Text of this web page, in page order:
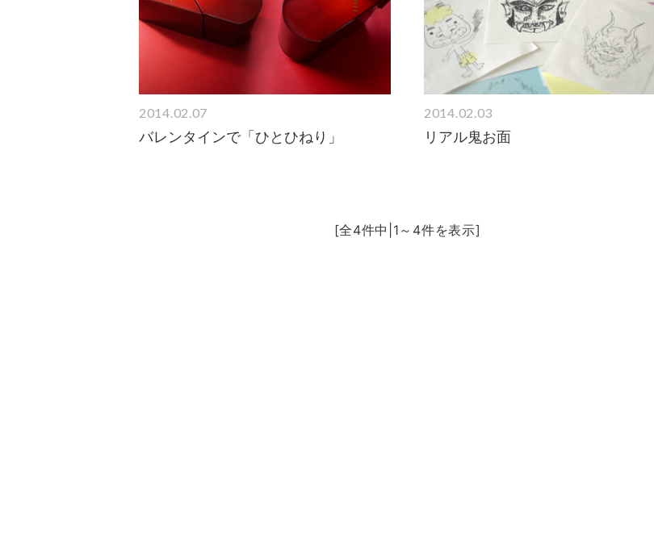
2014.02.07
バレンタインで「ひとひねり」
2014.02.03
リアル鬼お面
[全4件中|1～4件を表示]